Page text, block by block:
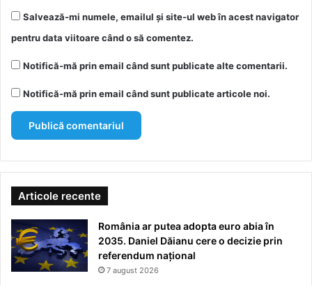
Salvează-mi numele, emailul și site-ul web în acest navigator
pentru data viitoare când o să comentez.
Notifică-mă prin email când sunt publicate alte comentarii.
Notifică-mă prin email când sunt publicate articole noi.
Articole recente
România ar putea adopta euro abia în
2035. Daniel Dăianu cere o decizie prin
referendum național
7 august 2026